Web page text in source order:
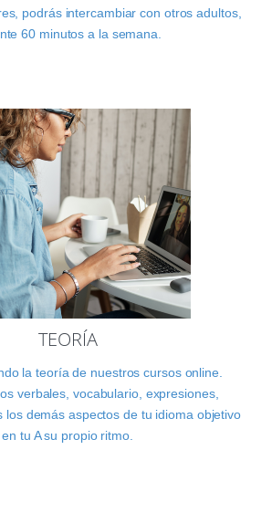
podrás intercambiar con otros adultos,
60 minutos a la semana.
TEORÍA
la teoría de nuestros cursos online.
verbales, vocabulario, expresiones,
los demás aspectos de tu idioma objetivo
en tu A su propio ritmo.